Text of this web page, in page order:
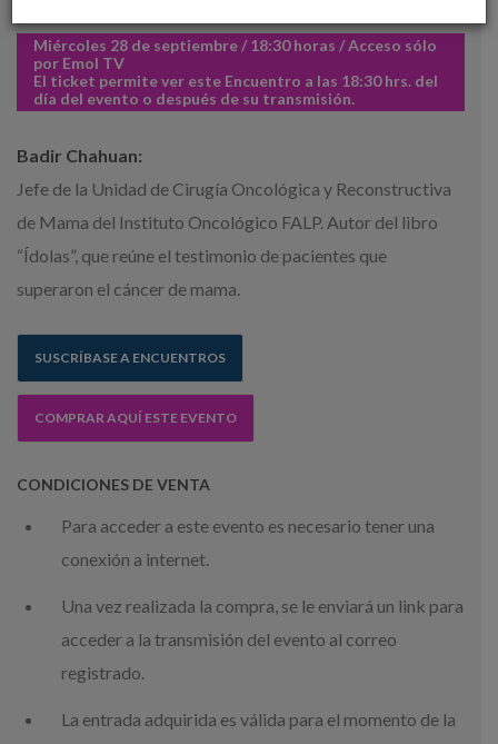
Miércoles 28 de septiembre / 18:30 horas / Acceso sólo
por Emol TV
El ticket permite ver este Encuentro a las 18:30 hrs. del
día del evento o después de su transmisión.
Badir Chahuan:
Jefe de la Unidad de Cirugía Oncológica y Reconstructiva
de Mama del Instituto Oncológico FALP. Autor del libro
“Ídolas”, que reúne el testimonio de pacientes que
superaron el cáncer de mama.
SUSCRÍBASE A ENCUENTROS
COMPRAR AQUÍ ESTE EVENTO
CONDICIONES DE VENTA
Para acceder a este evento es necesario tener una
conexión a internet.
Una vez realizada la compra, se le enviará un link para
acceder a la transmisión del evento al correo
registrado.
La entrada adquirida es válida para el momento de la